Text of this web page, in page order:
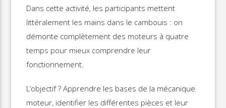
Dans cette activité, les participants mettent
littéralement les mains dans le cambouis : on
démonte complètement des moteurs à quatre
temps pour mieux comprendre leur
fonctionnement.
L’objectif ? Apprendre les bases de la mécanique
moteur, identifier les différentes pièces et leur